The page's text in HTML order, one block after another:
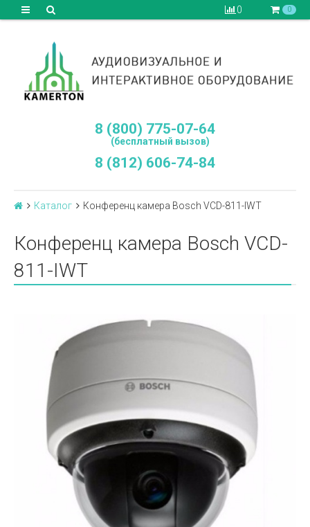
0 0
8 (800) 775-07-64
(бесплатный вызов)
8 (812) 606-74-84
Каталог Конференц камера Bosch VCD-811-IWT
Конференц камера Bosch VCD-
811-IWT